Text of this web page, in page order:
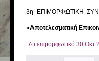
3η ΕΠΙΜΟΡΦΩΤΙΚΗ
«Αποτελεσματική
7ο επιμορφωτικό 30 Οκτ